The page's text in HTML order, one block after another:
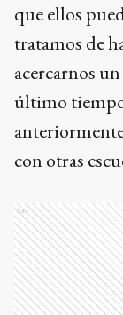
que ellos
tratamos de
acercarnos
último
con otras
Ads